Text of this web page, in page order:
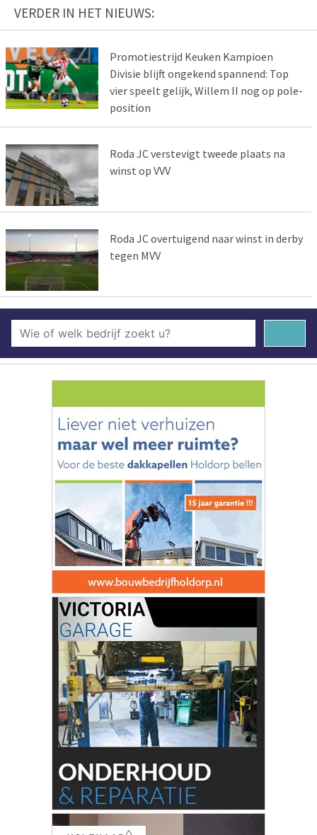
VERDER IN HET NIEUWS:
Promotiestrijd Keuken Kampioen
Divisie blijft ongekend spannend: Top
vier speelt gelijk, Willem II nog op pole-
position
Roda JC verstevigt tweede plaats na
winst op VVV
Roda JC overtuigend naar winst in derby
tegen MVV